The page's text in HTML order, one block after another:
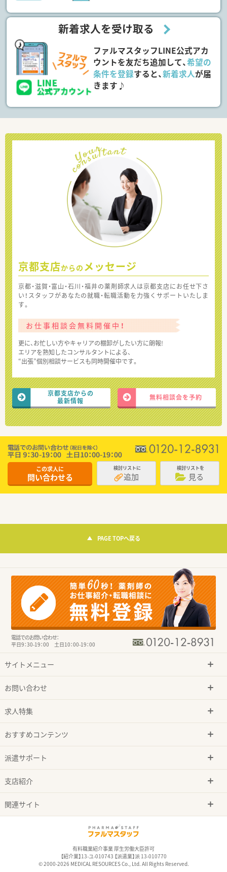
新着求人を受け取る
ファルマスタッフLINE公式アカ
ウントを友だち追加して、希望の
条件を登録すると、新着求人が届
きます♪
京都支店からの メッセージ
京都・滋賀・富山・石川・福井の薬剤師求人は京都支店にお任せ下さ
い！スタッフがあなたの就職・転職活動を力強くサポートいたしま
す。
お仕事相談会無料開催中！
更に、お忙しい方やキャリアの棚卸がしたい方に朗報!
エリアを熟知したコンサルタントによる、
“出張”個別相談サービスも同時開催中です。
京都支店からの
最新情報
無料相談会を予約
この求人に
問い合わせる
検討リストに
追加
検討リストを
見る
PAGE TOPへ戻る
電話でのお問い合わせ：
平日9：30-19：00 土日10：00-19：00
サイトメニュー
お問い合わせ
求人特集
おすすめコンテンツ
派遣サポート
支店紹介
関連サイト
有料職業紹介事業 厚生労働大臣許可
【紹介業】13-ユ-010743 【派遣業】派 13-010770
© 2000-2026 MEDICAL RESOURCES Co., Ltd. All Rights Reserved.